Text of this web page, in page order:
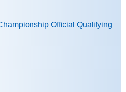
Official Qualifying